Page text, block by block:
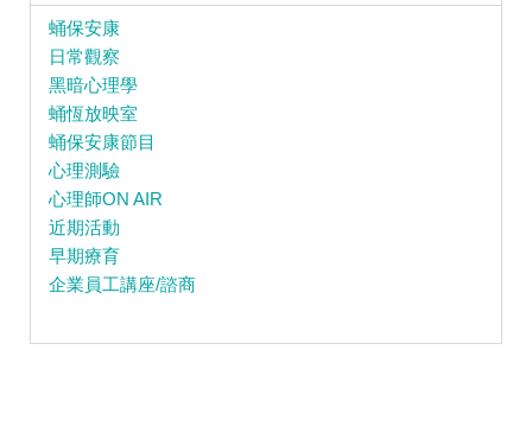
蛹保安康
日常觀察
黑暗心理學
蛹恆放映室
蛹保安康節目
心理測驗
心理師ON AIR
近期活動
早期療育
企業員工講座/諮商